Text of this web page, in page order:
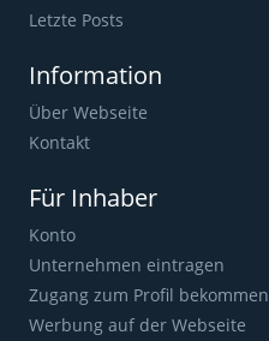
Letzte Posts
Information
Über Webseite
Kontakt
Für Inhaber
Konto
Unternehmen eintragen
Zugang zum Profil bekommen
Werbung auf der Webseite